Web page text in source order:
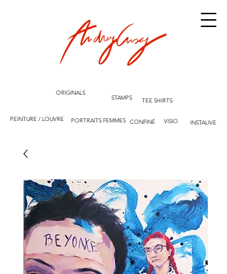
ORIGINALS
STAMPS TEE SHIRTS
PEINTURE / LOUVRE PORTRAITS FEMMES CONFINÉ VISIO INSTALIVE